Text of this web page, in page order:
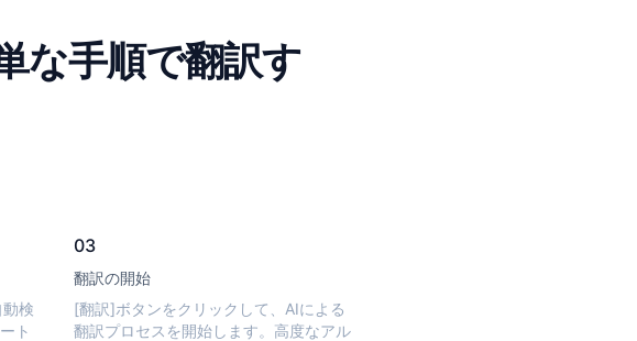
な手順で翻訳す
検
ト
03
翻訳の開始
[翻訳]ボタンをクリックして、AIによる
翻訳プロセスを開始します。高度なアル